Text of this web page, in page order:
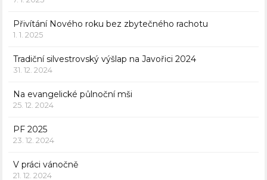
Přivítání Nového roku bez zbytečného rachotu
1. 1. 2025
Tradiční silvestrovský výšlap na Javořici 2024
31. 12. 2024
Na evangelické půlnoční mši
25. 12. 2024
PF 2025
23. 12. 2024
V práci vánočně
21. 12. 2024